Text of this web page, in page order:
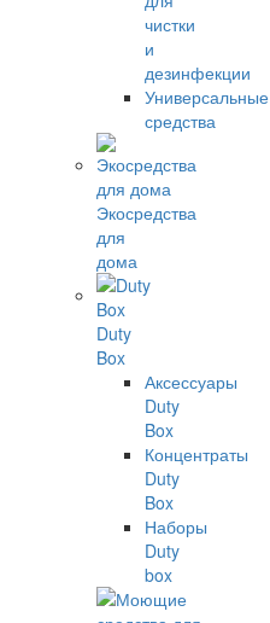
чистки
и
дезинфекции
Универсальные
средства
Экосредства
для
дома
Duty
Box
Аксессуары
Duty
Box
Концентраты
Duty
Box
Наборы
Duty
box